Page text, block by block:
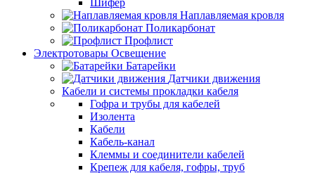
Шифер
Наплавляемая кровля
Поликарбонат
Профлист
Электротовары Освещение
Батарейки
Датчики движения
Кабели и системы прокладки кабеля
Гофра и трубы для кабелей
Изолента
Кабели
Кабель-канал
Клеммы и соединители кабелей
Крепеж для кабеля, гофры, труб